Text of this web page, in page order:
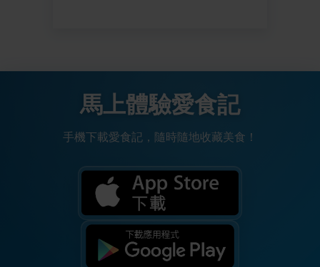
馬上體驗愛食記
手機下載愛食記，隨時隨地收藏美食！